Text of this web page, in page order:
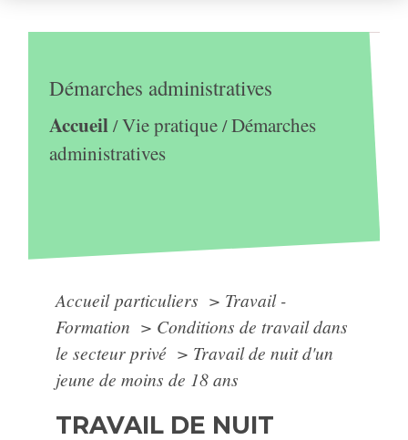
Démarches administratives
Accueil/Vie pratique/Démarches
administratives
Accueil particuliers > Travail -
Formation > Conditions de travail dans
le secteur privé > Travail de nuit d'un
jeune de moins de 18 ans
TRAVAIL DE NUIT